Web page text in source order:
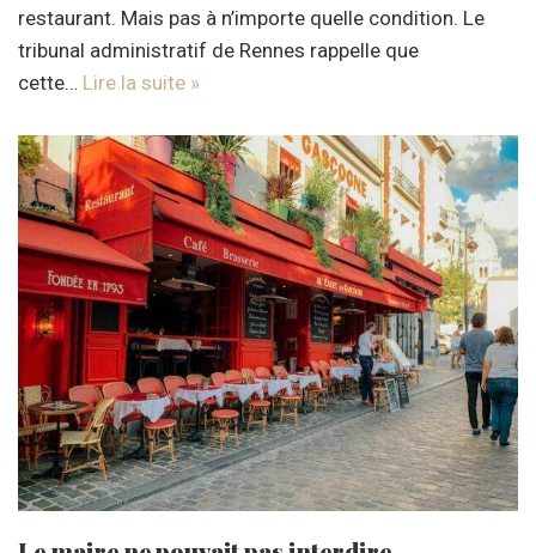
restaurant. Mais pas à n’importe quelle condition. Le
tribunal administratif de Rennes rappelle que
cette… Lire la suite »